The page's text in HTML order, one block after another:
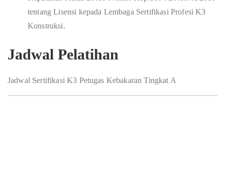
tentang Lisensi kepada Lembaga Sertifikasi Profesi K3
Konstruksi.
Jadwal Pelatihan
Jadwal Sertifikasi K3 Petugas Kebakaran Tingkat A